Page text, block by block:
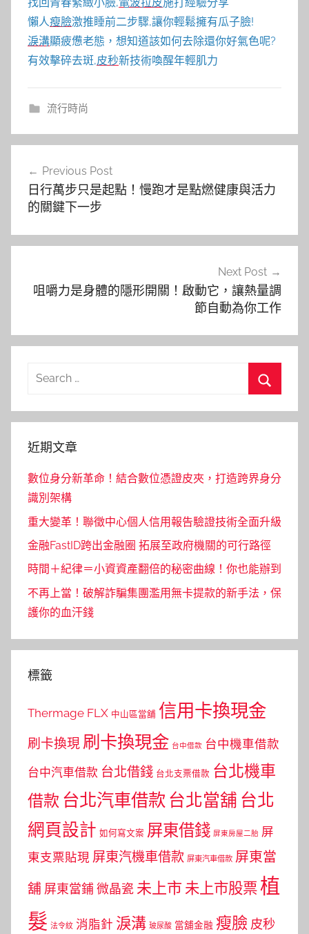
懶人瘦臉激推睡前二步驟,讓你輕鬆擁有瓜子臉!
淚溝顯疲憊老態，想知道該如何去除還你好氣色呢?
有效擊碎去斑,皮秒新技術喚醒年輕肌力
流行時尚
覽
Previous Post
日行萬步只是起點！慢跑才是點燃健康與活力
的關鍵下一步
Next Post
咀嚼力是身體的隱形開關！啟動它，讓熱量調
節自動為你工作
Search
近期文章
數位身分新革命！結合數位憑證皮夾，打造跨界身分
識別架構
重大變革！聯徵中心個人信用報告驗證技術全面升級
金融FastID跨出金融圈 拓展至政府機關的可行路徑
時間＋紀律＝小資資產翻倍的秘密曲線！你也能辦到
不再上當！破解詐騙集團濫用無卡提款的新手法，保
護你的血汗錢
標籤
Thermage FLX 中山區當舖 信用卡換現金
刷卡換現 刷卡換現金 台中借款 台中機車借款
台中汽車借款 台北借錢 台北支票借款 台北機車
借款 台北汽車借款 台北當舖 台北
網頁設計 如何寫文案 屏東借錢 屏東房屋二胎 屏
東支票貼現 屏東汽機車借款 屏東汽車借款 屏東當
舖 屏東當鋪 微晶瓷 未上市 未上市股票植
髮 法令紋 消脂針 淚溝 玻尿酸 當舖金融 瘦臉 皮秒